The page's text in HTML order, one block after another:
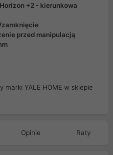
+2 - kierunkowa
przed manipulacją
Opinie Raty